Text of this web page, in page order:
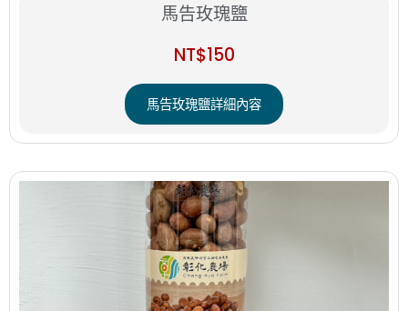
馬告玫瑰鹽
NT$150
馬告玫瑰鹽詳細內容